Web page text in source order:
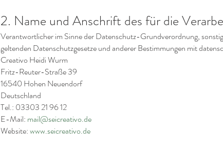
2. Name und Anschrift des für die
Verantwortlicher im Sinne der Datenschutz-Grundverordnung,
geltenden Datenschutzgesetze und anderer Bestimmungen mit
Creativo Heidi Wurm
Fritz-Reuter-Straße 39
16540 Hohen Neuendorf
Deutschland
Tel.: 03303 21 96 12
E-Mail: mail@seicreativo.de
Website:www.seicreativo.de